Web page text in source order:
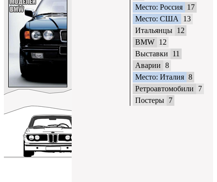
Место: Россия 17
Место: США
13
Итальянцы 12
BMW 12
Выставки
11
Аварии 8
Место: Италия 8
Ретроавтомобили
7
Постеры 7